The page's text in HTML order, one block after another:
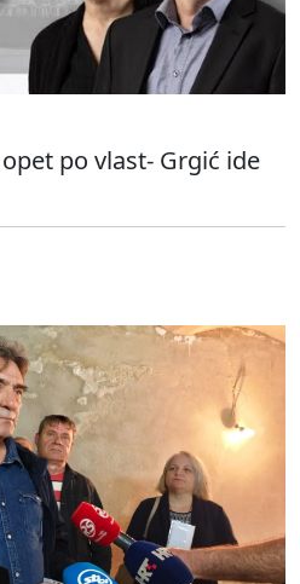
po vlast- Grgić ide